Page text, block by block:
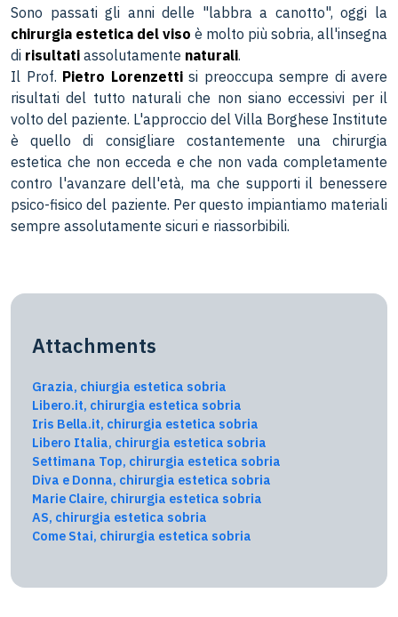
Sono passati gli anni delle "labbra a canotto", oggi la
chirurgia estetica del viso è molto più sobria, all'insegna
di risultati assolutamente naturali.
Il Prof. Pietro Lorenzetti si preoccupa sempre di avere
risultati del tutto naturali che non siano eccessivi per il
volto del paziente. L'approccio del Villa Borghese Institute
è quello di consigliare costantemente una chirurgia
estetica che non ecceda e che non vada completamente
contro l'avanzare dell'età, ma che supporti il benessere
psico-fisico del paziente. Per questo impiantiamo materiali
sempre assolutamente sicuri e riassorbibili.
Attachments
Grazia, chiurgia estetica sobria
Libero.it, chirurgia estetica sobria
Iris Bella.it, chirurgia estetica sobria
Libero Italia, chirurgia estetica sobria
Settimana Top, chirurgia estetica sobria
Diva e Donna, chirurgia estetica sobria
Marie Claire, chirurgia estetica sobria
AS, chirurgia estetica sobria
Come Stai, chirurgia estetica sobria